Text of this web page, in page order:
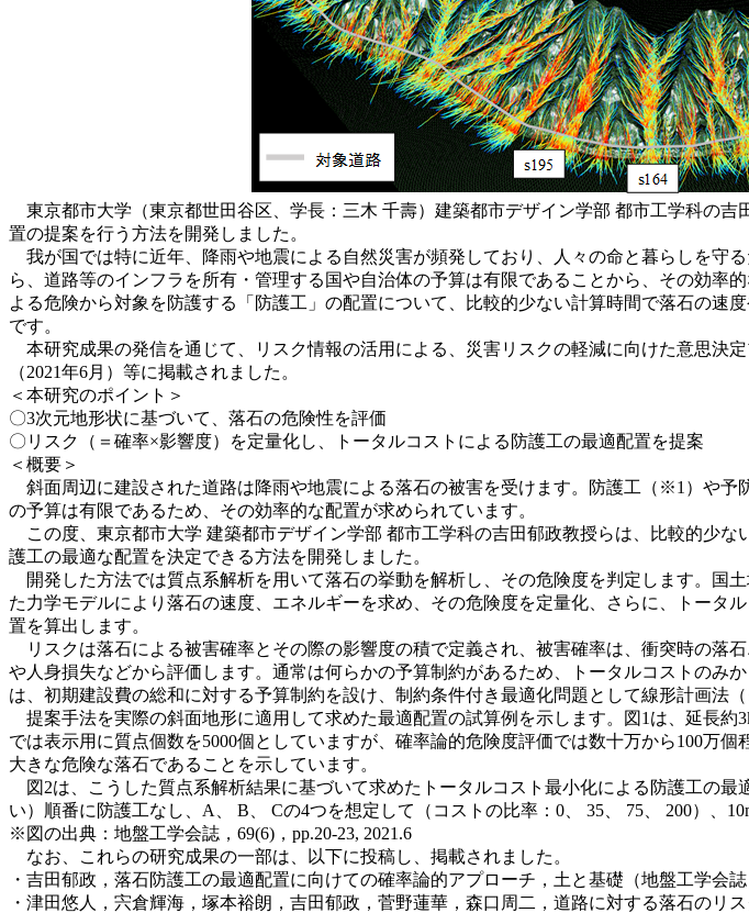
東京都市大学（東京都世田谷区、学長：三木 千壽）建築都市デザイン学部 都市工学科の
置の提案を行う方法を開発しました。
我が国では特に近年、降雨や地震による自然災害が頻発しており、人々の命と暮らしを守
ら、道路等のインフラを所有・管理する国や自治体の予算は有限であることから、その効
よる危険から対象を防護する「防護工」の配置について、比較的少ない計算時間で落石の
です。
本研究成果の発信を通じて、リスク情報の活用による、災害リスクの軽減に向けた意思決
（2021年6月）等に掲載されました。
＜本研究のポイント＞
〇3次元地形状に基づいて、落石の危険性を評価
〇リスク（＝確率×影響度）を定量化し、トータルコストによる防護工の最適配置を提案
＜概要＞
斜面周辺に建設された道路は降雨や地震による落石の被害を受けます。防護工（※1）や
の予算は有限であるため、その効率的な配置が求められています。
この度、東京都市大学 建築都市デザイン学部 都市工学科の吉田郁政教授らは、比較的少
護工の最適な配置を決定できる方法を開発しました。
開発した方法では質点系解析を用いて落石の挙動を解析し、その危険度を判定します。国
た力学モデルにより落石の速度、エネルギーを求め、その危険度を定量化、さらに、トー
置を算出します。
リスクは落石による被害確率とその際の影響度の積で定義され、被害確率は、衝突時の落
や人身損失などから評価します。通常は何らかの予算制約があるため、トータルコストの
は、初期建設費の総和に対する予算制約を設け、制約条件付き最適化問題として線形計画法
提案手法を実際の斜面地形に適用して求めた最適配置の試算例を示します。図1は、延長
では表示用に質点個数を5000個としていますが、確率論的危険度評価では数十万から100万
大きな危険な落石であることを示しています。
図2は、こうした質点系解析結果に基づいて求めたトータルコスト最小化による防護工の
い）順番に防護工なし、A、 B、 Cの4つを想定して（コストの比率：0、 35、 75、 200）、
※図の出典：地盤工学会誌，69(6)，pp.20-23, 2021.6
なお、これらの研究成果の一部は、以下に投稿し、掲載されました。
・吉田郁政，落石防護工の最適配置に向けての確率論的アプローチ，土と基礎（地盤工学会誌
・津田悠人，宍倉輝海，塚本裕朗，吉田郁政，菅野蓮華，森口周二，道路に対する落石のリ